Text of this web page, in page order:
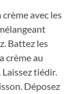
avec les
Battez les
crème au
tiédir.
Déposez